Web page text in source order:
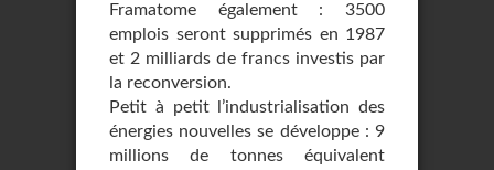
Framatome également : 3500
emplois seront supprimés en 1987
et 2 milliards de francs investis par
la reconversion.
Petit à petit l’industrialisation des
énergies nouvelles se développe : 9
millions de tonnes équivalent